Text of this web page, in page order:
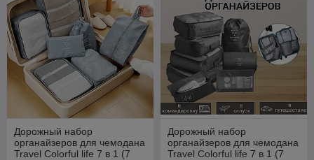
Дорожный набор
органайзеров для чемодана
Travel Colorful life 7 в 1 (7
Дорожный набор
органайзеров для чемодана
Travel Colorful life 7 в 1 (7